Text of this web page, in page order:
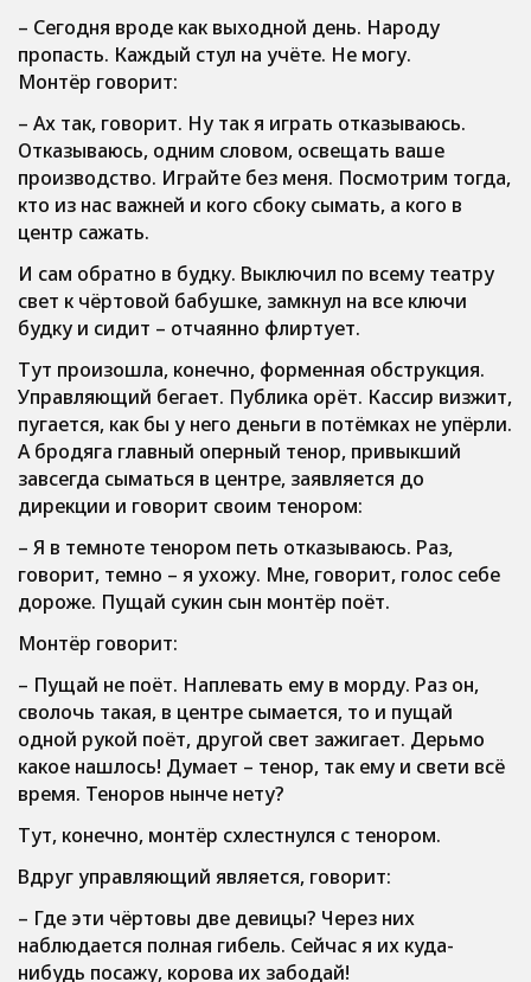
– Сегодня вроде как выходной день. Народу
пропасть. Каждый стул на учёте. Не могу.
Монтёр говорит:
– Ах так, говорит. Ну так я играть отказываюсь.
Отказываюсь, одним словом, освещать ваше
производство. Играйте без меня. Посмотрим тогда,
кто из нас важней и кого сбоку сымать, а кого в
центр сажать.
И сам обратно в будку. Выключил по всему театру
свет к чёртовой бабушке, замкнул на все ключи
будку и сидит – отчаянно флиртует.
Тут произошла, конечно, форменная обструкция.
Управляющий бегает. Публика орёт. Кассир визжит,
пугается, как бы у него деньги в потёмках не упёрли.
А бродяга главный оперный тенор, привыкший
завсегда сыматься в центре, заявляется до
дирекции и говорит своим тенором:
– Я в темноте тенором петь отказываюсь. Раз,
говорит, темно – я ухожу. Мне, говорит, голос себе
дороже. Пущай сукин сын монтёр поёт.
Монтёр говорит:
– Пущай не поёт. Наплевать ему в морду. Раз он,
сволочь такая, в центре сымается, то и пущай
одной рукой поёт, другой свет зажигает. Дерьмо
какое нашлось! Думает – тенор, так ему и свети всё
время. Теноров нынче нету?
Тут, конечно, монтёр схлестнулся с тенором.
Вдруг управляющий является, говорит:
– Где эти чёртовы две девицы? Через них
наблюдается полная гибель. Сейчас я их куда-
нибудь посажу, корова их забодай!